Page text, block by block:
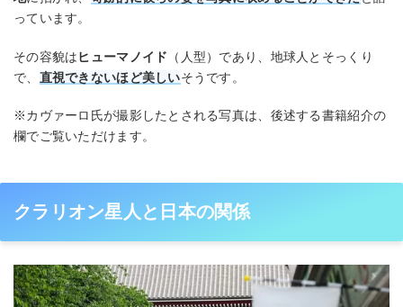
っています。
その容貌はヒューマノイド （人型）であり、地球人とそっくり
で、 直視できないほど美しいそうです。
※カヴァーロ氏が撮影したとされる写真は、後述する書籍紹介の
欄でご覧いただけます。
クラリオン星人と日本の関係